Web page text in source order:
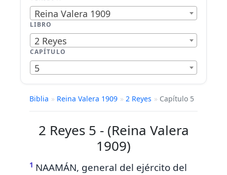
Reina Valera 1909
LIBRO
2 Reyes
CAPÍTULO
5
Biblia » Reina Valera 1909 » 2 Reyes » Capítulo 5
2 Reyes 5 - (Reina Valera
1909)
1 NAAMÁN, general del ejército del